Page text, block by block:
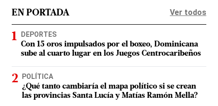
EN PORTADA Ver todos
DEPORTES
Con 15 oros impulsados por el boxeo, Dominicana
sube al cuarto lugar en los Juegos Centrocaribeños
POLÍTICA
¿Qué tanto cambiaría el mapa político si se crean
las provincias Santa Lucía y Matías Ramón Mella?